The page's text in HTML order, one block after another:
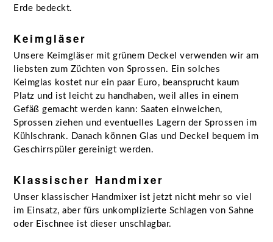
Erde bedeckt.
Keimgläser
Unsere Keimgläser mit grünem Deckel verwenden wir am
liebsten zum Züchten von Sprossen. Ein solches
Keimglas kostet nur ein paar Euro, beansprucht kaum
Platz und ist leicht zu handhaben, weil alles in einem
Gefäß gemacht werden kann: Saaten einweichen,
Sprossen ziehen und eventuelles Lagern der Sprossen im
Kühlschrank. Danach können Glas und Deckel bequem im
Geschirrspüler gereinigt werden.
Klassischer Handmixer
Unser klassischer Handmixer ist jetzt nicht mehr so viel
im Einsatz, aber fürs unkomplizierte Schlagen von Sahne
oder Eischnee ist dieser unschlagbar.